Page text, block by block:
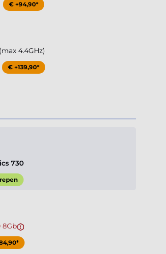
€ +94,90*
4.4GHz)
€ +139,90*
730
8Gb